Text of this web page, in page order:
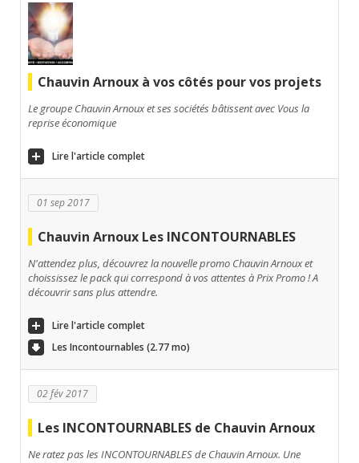
Chauvin Arnoux à vos côtés pour vos projets
Le groupe Chauvin Arnoux et ses sociétés bâtissent avec Vous la
reprise économique
Lire l'article complet
01 sep 2017
Chauvin Arnoux Les INCONTOURNABLES
N'attendez plus, découvrez la nouvelle promo Chauvin Arnoux et
choississez le pack qui correspond à vos attentes à Prix Promo ! A
découvrir sans plus attendre.
Lire l'article complet
Les Incontournables (2.77 mo)
02 fév 2017
Les INCONTOURNABLES de Chauvin Arnoux
Ne ratez pas les INCONTOURNABLES de Chauvin Arnoux. Une